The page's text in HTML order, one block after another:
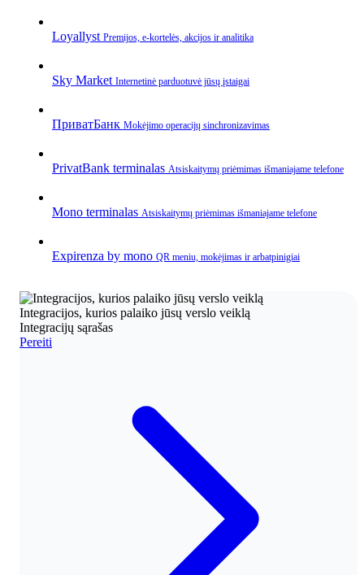
Loyallyst Premijos, e‑kortelės, akcijos ir analitika
Sky Market Internetinė parduotuvė jūsų įstaigai
ПриватБанк Mokėjimo operacijų sinchronizavimas
PrivatBank terminalas Atsiskaitymų priėmimas išmaniajame telefone
Mono terminalas Atsiskaitymų priėmimas išmaniajame telefone
Expirenza by mono QR meniu, mokėjimas ir arbatpinigiai
Integracijos, kurios palaiko jūsų verslo veiklą
Integracijų sąrašas
Pereiti